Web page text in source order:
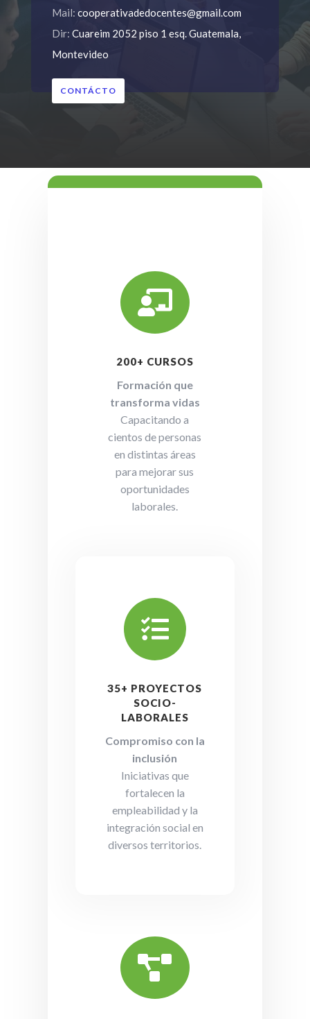
Mail: cooperativadedocentes@gmail.com
Dir: Cuareim 2052 piso 1 esq. Guatemala,
Montevideo
CONTÁCTO

200+ CURSOS
Formación que
transforma vidas
Capacitando a
cientos de personas
en distintas áreas
para mejorar sus
oportunidades
laborales.

35+ PROYECTOS
SOCIO-
LABORALES
Compromiso con la
inclusión
Iniciativas que
fortalecen la
empleabilidad y la
integración social en
diversos territorios.
